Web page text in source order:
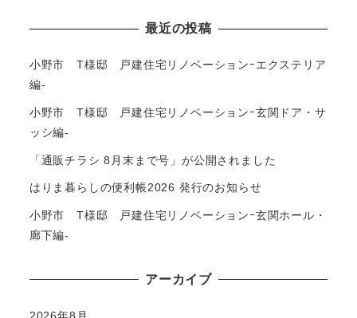
最近の投稿
小野市 T様邸 戸建住宅リノベーションｰエクステリア
編-
小野市 T様邸 戸建住宅リノベーションｰ玄関ドア・サ
ッシ編-
「通販チラシ 8月末まで号」が公開されました
はりま暮らしの便利帳2026 発行のお知らせ
小野市 T様邸 戸建住宅リノベーションｰ玄関ホール・
廊下編-
アーカイブ
2026年8月